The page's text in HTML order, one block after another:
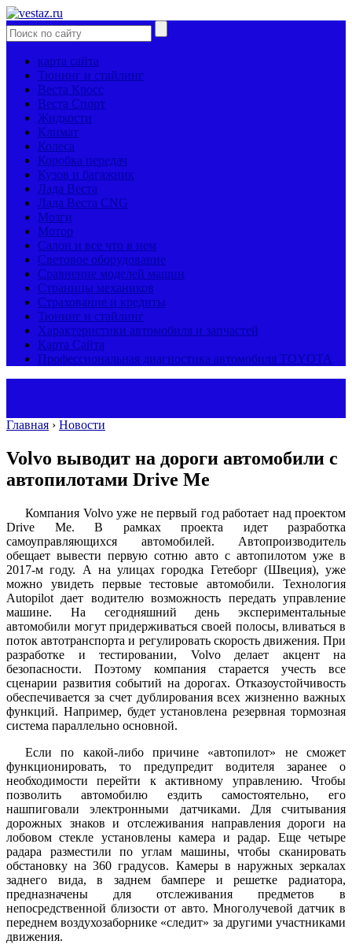
карта сайта
Тюнинг и стайлинг
Веста Кросс
Веста Спорт
Жидкости
Климат
Колеса
Коробка передач
Кузов и багажник
Лада Веста
Лада Веста CNG
Мозги
Мотор
Салон и все что в нем
Световое оборудование
Сравнение моделей машин
Страницы механиков
Страхование и кредиты
Тюнинг и стайлинг
Характеристики автомобиля и запчастей
Карта Сайта
Профессиональная диагностика автомобиля TOYOTA
Главная › Новости
Volvo выводит на дороги автомобили с
автопилотами Drive Me
Компания Volvo уже не первый год работает над проектом
Drive Me. В рамках проекта идет разработка
самоуправляющихся автомобилей. Автопроизводитель
обещает вывести первую сотню авто с автопилотом уже в
2017-м году. А на улицах городка Гетеборг (Швеция), уже
можно увидеть первые тестовые автомобили. Технология
Autopilot дает водителю возможность передать управление
машине. На сегодняшний день экспериментальные
автомобили могут придерживаться своей полосы, вливаться в
поток автотранспорта и регулировать скорость движения. При
разработке и тестировании, Volvo делает акцент на
безопасности. Поэтому компания старается учесть все
сценарии развития событий на дорогах. Отказоустойчивость
обеспечивается за счет дублирования всех жизненно важных
функций. Например, будет установлена резервная тормозная
система параллельно основной.
Если по какой-либо причине «автопилот» не сможет
функционировать, то предупредит водителя заранее о
необходимости перейти к активному управлению. Чтобы
позволить автомобилю ездить самостоятельно, его
нашпиговали электронными датчиками. Для считывания
дорожных знаков и отслеживания направления дороги на
лобовом стекле установлены камера и радар. Еще четыре
радара разместили по углам машины, чтобы сканировать
обстановку на 360 градусов. Камеры в наружных зеркалах
заднего вида, в заднем бампере и решетке радиатора,
предназначены для отслеживания предметов в
непосредственной близости от авто. Многолучевой датчик в
переднем воздухозаборнике «следит» за другими участниками
движения.